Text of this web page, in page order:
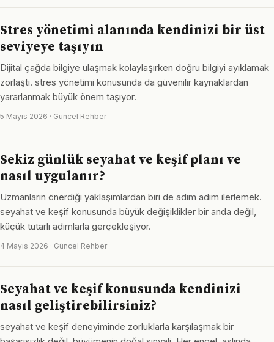
Stres yönetimi alanında kendinizi bir üst
seviyeye taşıyın
Dijital çağda bilgiye ulaşmak kolaylaşırken doğru bilgiyi ayıklamak
zorlaştı. stres yönetimi konusunda da güvenilir kaynaklardan
yararlanmak büyük önem taşıyor.
5 Mayıs 2026 · Güncel Rehber
Sekiz günlük seyahat ve keşif planı ve
nasıl uygulanır?
Uzmanların önerdiği yaklaşımlardan biri de adım adım ilerlemek.
seyahat ve keşif konusunda büyük değişiklikler bir anda değil,
küçük tutarlı adımlarla gerçekleşiyor.
4 Mayıs 2026 · Güncel Rehber
Seyahat ve keşif konusunda kendinizi
nasıl geliştirebilirsiniz?
seyahat ve keşif deneyiminde zorluklarla karşılaşmak bir